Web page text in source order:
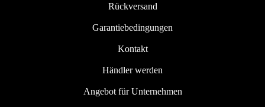
Rückversand
Garantiebedingungen
Kontakt
Händler werden
Angebot für Unternehmen